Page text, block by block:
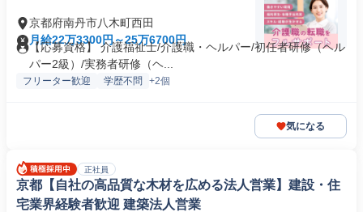
京都府南丹市八木町西田
月給22万3300円～25万6700円
【応募資格】 介護福祉士/介護職・ヘルパー/初任者研修（ヘル
パー2級）/実務者研修（ヘ...
フリーター歓迎 学歴不問 +2個
気になる
正社員
京都【自社の高品質な木材を広める法人営業】建設・住
宅業界経験者歓迎 建築法人営業